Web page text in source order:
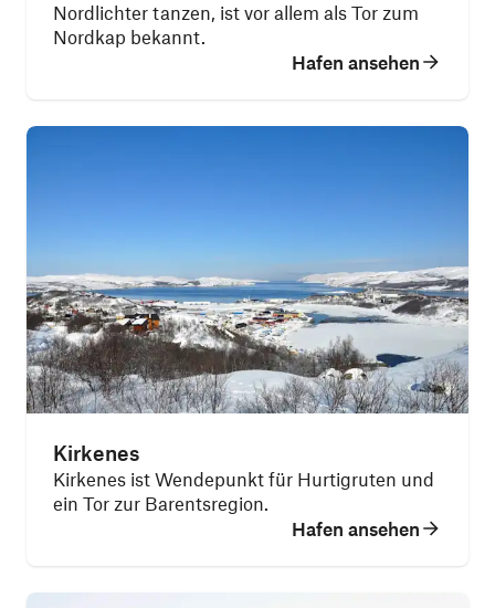
Nordlichter tanzen, ist vor allem als Tor zum
Nordkap bekannt.
Hafen ansehen
Kirkenes
Kirkenes ist Wendepunkt für Hurtigruten und
ein Tor zur Barentsregion.
Hafen ansehen